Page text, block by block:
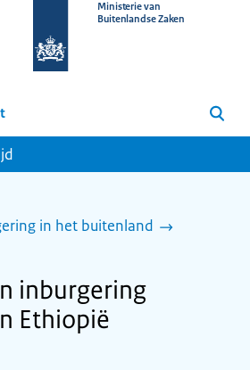
homepage
Ministerie van
Buitenlandse Zaken
Zoeken
in het buitenland
inburgering
Ethiopië